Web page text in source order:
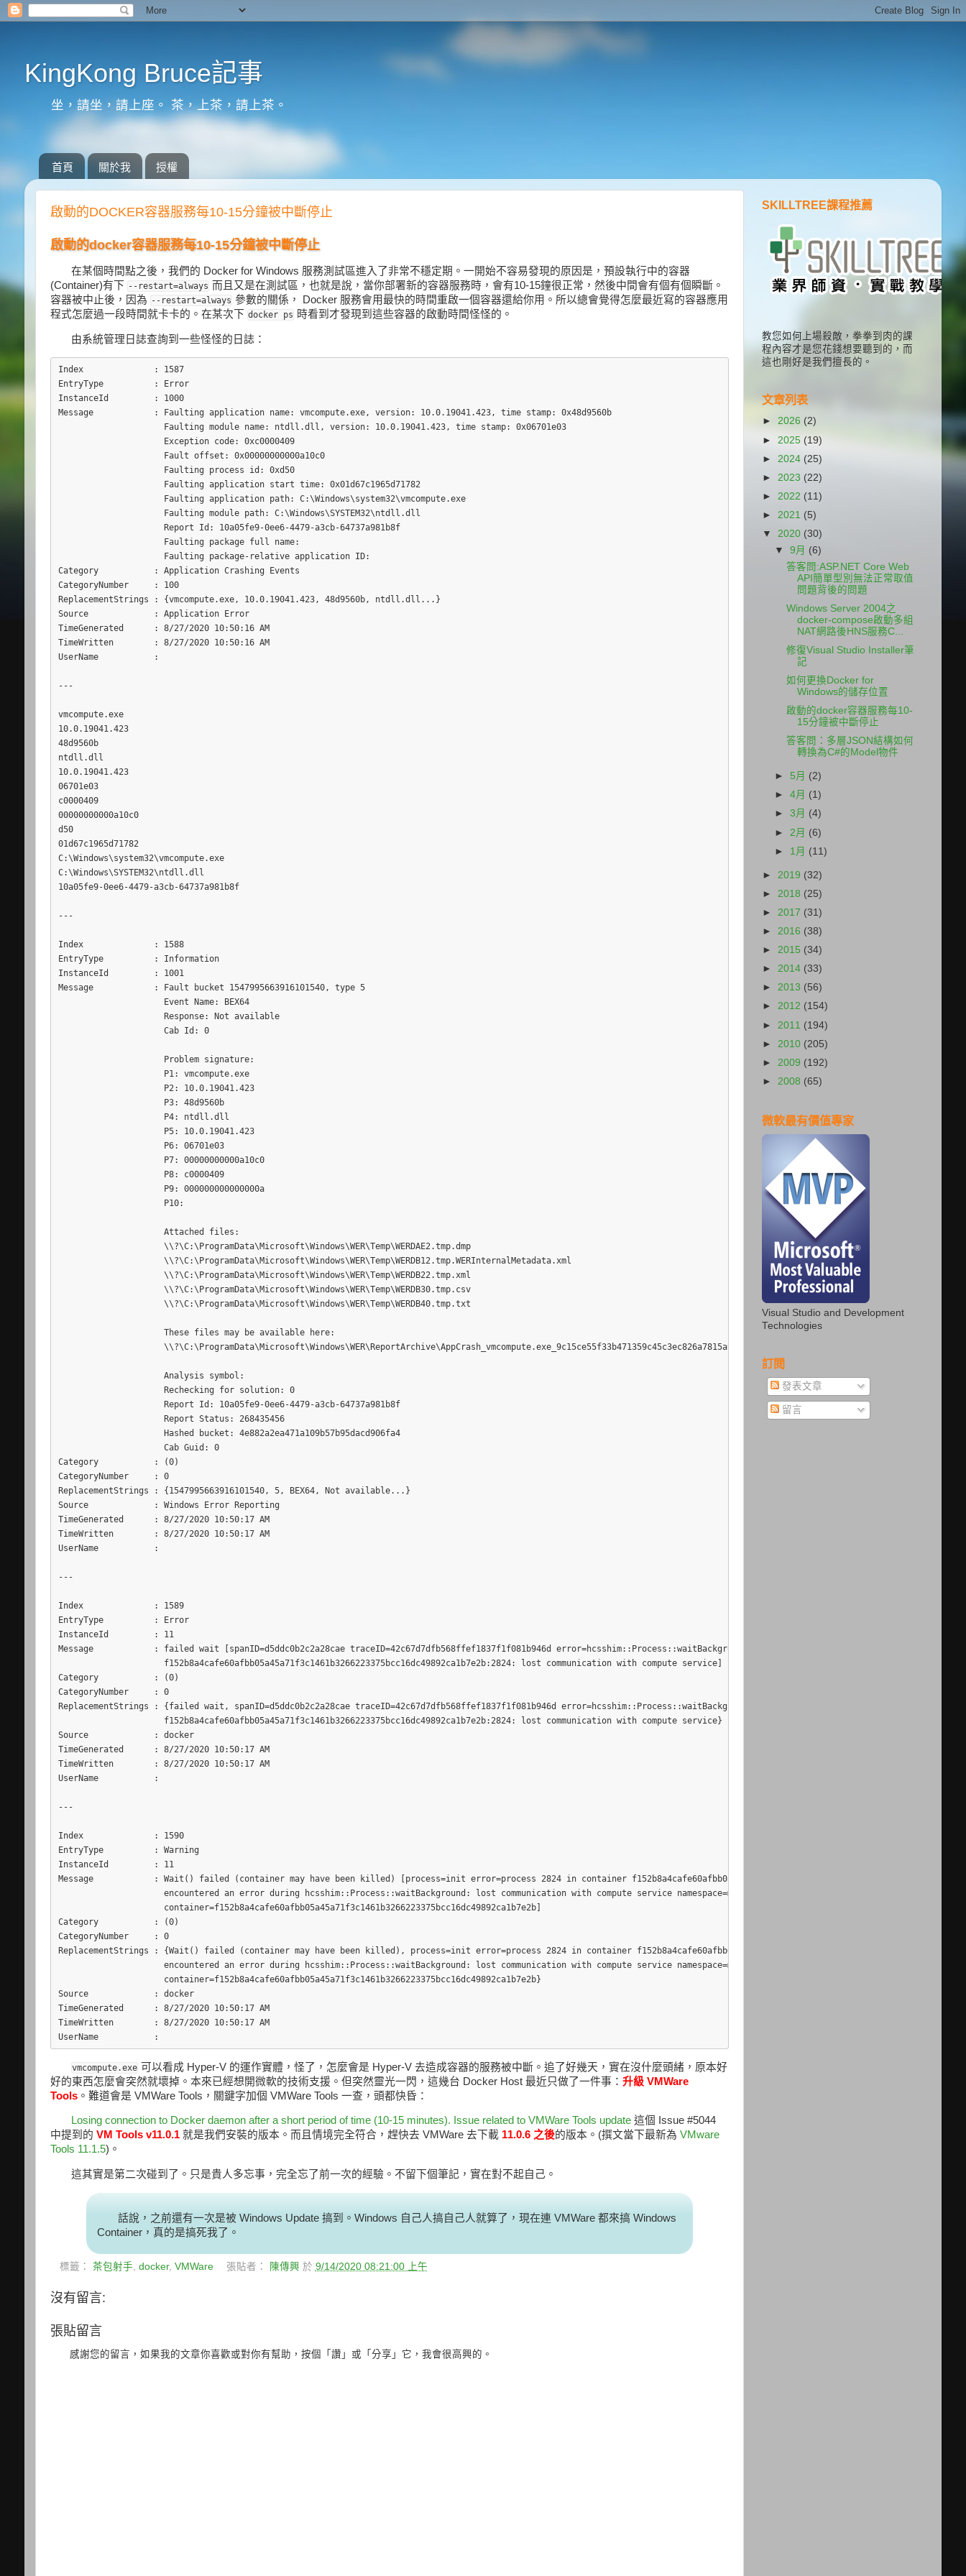
KingKong Bruce記事
坐，請坐，請上座。 茶，上茶，請上茶。
首頁 關於我 授權
啟動的DOCKER容器服務每10-15分鐘被中斷停止
啟動的docker容器服務每10-15分鐘被中斷停止
在某個時間點之後，我們的 Docker for Windows 服務測試區進入了非常不穩定期。一開始不容易發現的原因是，預設執行中的容器
(Container)有下 --restart=always 而且又是在測試區，也就是說，當你部署新的容器服務時，會有10-15鐘很正常，然後中間會有個有個瞬斷。
容器被中止後，因為 --restart=always 參數的關係， Docker 服務會用最快的時間重啟一個容器還給你用。所以總會覺得怎麼最近寫的容器應用
程式怎麼過一段時間就卡卡的。在某次下 docker ps 時看到才發現到這些容器的啟動時間怪怪的。
由系統管理日誌查詢到一些怪怪的日誌：
Index              : 1587
EntryType          : Error
InstanceId         : 1000
Message            : Faulting application name: vmcompute.exe, version: 10.0.19041.423, time stamp: 0x48d9560b
                     Faulting module name: ntdll.dll, version: 10.0.19041.423, time stamp: 0x06701e03
                     Exception code: 0xc0000409
                     Fault offset: 0x00000000000a10c0
                     Faulting process id: 0xd50
                     Faulting application start time: 0x01d67c1965d71782
                     Faulting application path: C:\Windows\system32\vmcompute.exe
                     Faulting module path: C:\Windows\SYSTEM32\ntdll.dll
                     Report Id: 10a05fe9-0ee6-4479-a3cb-64737a981b8f
                     Faulting package full name:
                     Faulting package-relative application ID:
Category           : Application Crashing Events
CategoryNumber     : 100
ReplacementStrings : {vmcompute.exe, 10.0.19041.423, 48d9560b, ntdll.dll...}
Source             : Application Error
TimeGenerated      : 8/27/2020 10:50:16 AM
TimeWritten        : 8/27/2020 10:50:16 AM
UserName           :
---
vmcompute.exe
10.0.19041.423
48d9560b
ntdll.dll
10.0.19041.423
06701e03
c0000409
00000000000a10c0
d50
01d67c1965d71782
C:\Windows\system32\vmcompute.exe
C:\Windows\SYSTEM32\ntdll.dll
10a05fe9-0ee6-4479-a3cb-64737a981b8f
---
Index              : 1588
EntryType          : Information
InstanceId         : 1001
Message            : Fault bucket 1547995663916101540, type 5
                     Event Name: BEX64
                     Response: Not available
                     Cab Id: 0
                     Problem signature:
                     P1: vmcompute.exe
                     P2: 10.0.19041.423
                     P3: 48d9560b
                     P4: ntdll.dll
                     P5: 10.0.19041.423
                     P6: 06701e03
                     P7: 00000000000a10c0
                     P8: c0000409
                     P9: 000000000000000a
                     P10:
                     Attached files:
                     \\?\C:\ProgramData\Microsoft\Windows\WER\Temp\WERDAE2.tmp.dmp
                     \\?\C:\ProgramData\Microsoft\Windows\WER\Temp\WERDB12.tmp.WERInternalMetadata.xml
                     \\?\C:\ProgramData\Microsoft\Windows\WER\Temp\WERDB22.tmp.xml
                     \\?\C:\ProgramData\Microsoft\Windows\WER\Temp\WERDB30.tmp.csv
                     \\?\C:\ProgramData\Microsoft\Windows\WER\Temp\WERDB40.tmp.txt
                     These files may be available here:
\\?\C:\ProgramData\Microsoft\Windows\WER\ReportArchive\AppCrash_vmcompute.exe_9c15ce55f33b471359c45c3ec826a7815a9831_10679ad2_c54e53a8-72ec-4c49-a56e-
                     Analysis symbol:
                     Rechecking for solution: 0
                     Report Id: 10a05fe9-0ee6-4479-a3cb-64737a981b8f
                     Report Status: 268435456
                     Hashed bucket: 4e882a2ea471a109b57b95dacd906fa4
                     Cab Guid: 0
Category           : (0)
CategoryNumber     : 0
ReplacementStrings : {1547995663916101540, 5, BEX64, Not available...}
Source             : Windows Error Reporting
TimeGenerated      : 8/27/2020 10:50:17 AM
TimeWritten        : 8/27/2020 10:50:17 AM
UserName           :
---
Index              : 1589
EntryType          : Error
InstanceId         : 11
Message            : failed wait [spanID=d5ddc0b2c2a28cae traceID=42c67d7dfb568ffef1837f1f081b946d error=hcsshim::Process::waitBackground
                     f152b8a4cafe60afbb05a45a71f3c1461b3266223375bcc16dc49892ca1b7e2b:2824: lost communication with compute service]
Category           : (0)
CategoryNumber     : 0
ReplacementStrings : {failed wait, spanID=d5ddc0b2c2a28cae traceID=42c67d7dfb568ffef1837f1f081b946d error=hcsshim::Process::waitBackground
                     f152b8a4cafe60afbb05a45a71f3c1461b3266223375bcc16dc49892ca1b7e2b:2824: lost communication with compute service}
Source             : docker
TimeGenerated      : 8/27/2020 10:50:17 AM
TimeWritten        : 8/27/2020 10:50:17 AM
UserName           :
---
Index              : 1590
EntryType          : Warning
InstanceId         : 11
Message            : Wait() failed (container may have been killed) [process=init error=process 2824 in container f152b8a4cafe60afbb05a45a71f3c1461b3266223375bcc16dc49892ca1b7e2b
                     encountered an error during hcsshim::Process::waitBackground: lost communication with compute service namespace=moby module=libcontainerd
                     container=f152b8a4cafe60afbb05a45a71f3c1461b3266223375bcc16dc49892ca1b7e2b]
Category           : (0)
CategoryNumber     : 0
ReplacementStrings : {Wait() failed (container may have been killed), process=init error=process 2824 in container f152b8a4cafe60afbb05a45a71f3c1461b3266223375bcc16dc49892ca1b7e2b
                     encountered an error during hcsshim::Process::waitBackground: lost communication with compute service namespace=moby module=libcontainerd
                     container=f152b8a4cafe60afbb05a45a71f3c1461b3266223375bcc16dc49892ca1b7e2b}
Source             : docker
TimeGenerated      : 8/27/2020 10:50:17 AM
TimeWritten        : 8/27/2020 10:50:17 AM
vmcompute.exe 可以看成 Hyper-V 的運作實體，怪了，怎麼會是 Hyper-V 去造成容器的服務被中斷。追了好幾天，實在沒什麼頭緒，原本好
好的東西怎麼會突然就壞掉。本來已經想開微軟的技術支援。但突然靈光一閃，這幾台 Docker Host 最近只做了一件事： 升級 VMWare
Tools。難道會是 VMWare Tools，關鍵字加個 VMWare Tools 一查，頭都快昏：
Losing connection to Docker daemon after a short period of time (10-15 minutes). Issue related to VMWare Tools update這個 Issue #5044
中提到的 VM Tools v11.0.1就是我們安裝的版本。而且情境完全符合，趕快去 VMWare 去下載 11.0.6 之後的版本。(撰文當下最新為 VMware
Tools 11.1.5)。
這其實是第二次碰到了。只是貴人多忘事，完全忘了前一次的經驗。不留下個筆記，實在對不起自己。
話說，之前還有一次是被 Windows Update 搞到。Windows 自己人搞自己人就算了，現在連 VMWare 都來搞 Windows
Container，真的是搞死我了。
標籤：茶包射手 ,docker,VMWare 張貼者： 陳傳興 於 9/14/2020 08:21:00 上午
沒有留言:
張貼留言
感謝您的留言，如果我的文章你喜歡或對你有幫助，按個「讚」或「分享」它，我會很高興的。
SKILLTREE課程推薦
教您如何上場殺敵，拳拳到肉的課
程內容才是您花錢想要聽到的，而
這也剛好是我們擅長的。
文章列表
►2026 (2)
► 2025 (19)
► 2024 (25)
► 2023 (22)
► 2022 (11)
►2021 (5)
▼2020 (30)
▼ 9月 (6)
答客問:ASP.NET Core Web
API簡單型別無法正常取值
問題背後的問題
Windows Server 2004之
docker-compose啟動多組
NAT網路後HNS服務C...
修復Visual Studio Installer筆
記
如何更換Docker for
Windows的儲存位置
啟動的docker容器服務每10-
15分鐘被中斷停止
答客問：多層JSON結構如何
轉換為C#的Model物件
► 5月 (2)
► 4月 (1)
► 3月 (4)
► 2月 (6)
► 1月 (11)
► 2019 (32)
► 2018 (25)
► 2017 (31)
► 2016 (38)
►2015 (34)
►2014 (33)
►2013 (56)
►2012 (154)
► 2011 (194)
► 2010 (205)
► 2009 (192)
► 2008 (65)
微軟最有價值專家
Visual Studio and Development
Technologies
訂閱
發表文章
留言